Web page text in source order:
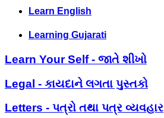
Learn English
Learning Gujarati
Learn Your Self - જાતે શીખો
Legal - કાયદાને લગતા પુસ્તકો
Letters - પત્રો તથા પત્ર વ્યવહાર